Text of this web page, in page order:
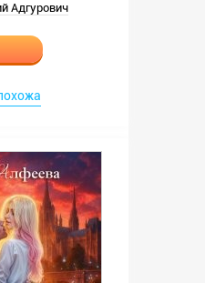
Адгурович